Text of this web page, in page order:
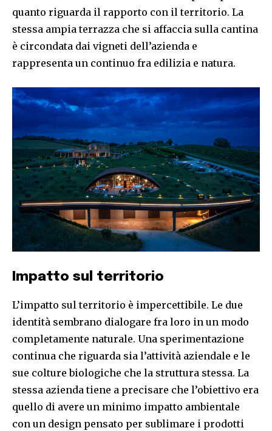
quanto riguarda il rapporto con il territorio. La
stessa ampia terrazza che si affaccia sulla cantina
è circondata dai vigneti dell’azienda e
rappresenta un continuo fra edilizia e natura.
Impatto sul territorio
L’impatto sul territorio è impercettibile. Le due
identità sembrano dialogare fra loro in un modo
completamente naturale. Una sperimentazione
continua che riguarda sia l’attività aziendale e le
sue colture biologiche che la struttura stessa. La
stessa azienda tiene a precisare che l’obiettivo era
quello di avere un minimo impatto ambientale
con un design pensato per sublimare i prodotti